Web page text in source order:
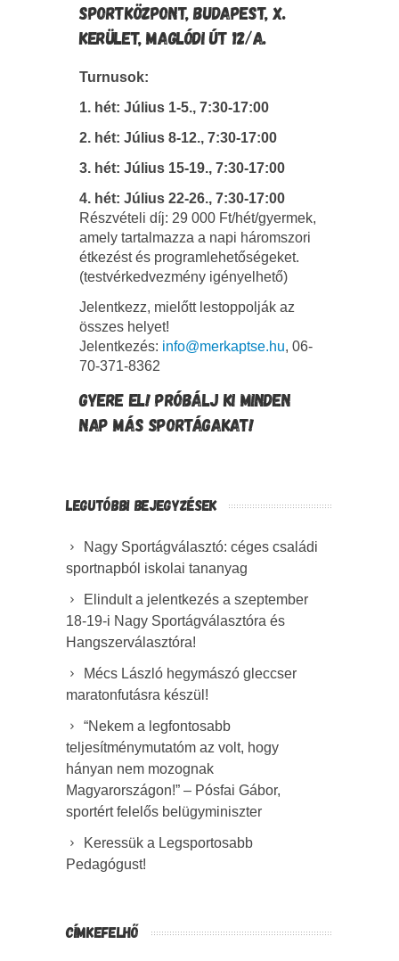
SPORTKÖZPONT, BUDAPEST, X.
KERÜLET, MAGLÓDI ÚT 12/A.
Turnusok:
1. hét: Július 1-5., 7:30-17:00
2. hét: Július 8-12., 7:30-17:00
3. hét: Július 15-19., 7:30-17:00
4. hét: Július 22-26., 7:30-17:00
Részvételi díj: 29 000 Ft/hét/gyermek,
amely tartalmazza a napi háromszori
étkezést és programlehetőségeket.
(testvérkedvezmény igényelhető)
Jelentkezz, mielőtt lestoppolják az
összes helyet!
Jelentkezés: info@merkaptse.hu, 06-
70-371-8362
GYERE EL! PRÓBÁLJ KI MINDEN
NAP MÁS SPORTÁGAKAT!
LEGUTÓBBI BEJEGYZÉSEK
Nagy Sportágválasztó: céges családi
sportnapból iskolai tananyag
Elindult a jelentkezés a szeptember
18-19-i Nagy Sportágválasztóra és
Hangszerválasztóra!
Mécs László hegymászó gleccser
maratonfutásra készül!
“Nekem a legfontosabb
teljesítménymutatóm az volt, hogy
hányan nem mozognak
Magyarországon!” – Pósfai Gábor,
sportért felelős belügyminiszter
Keressük a Legsportosabb
Pedagógust!
CÍMKEFELHŐ